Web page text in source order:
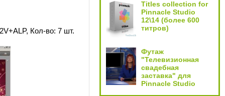
Кол-во: 7 шт.
Titles collection for
Pinnacle Studio
12\14 (более 600
титров)
Футаж
"Телевизионная
свадебная
заставка" для
Pinnacle Studio